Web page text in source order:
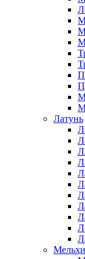
Латунь